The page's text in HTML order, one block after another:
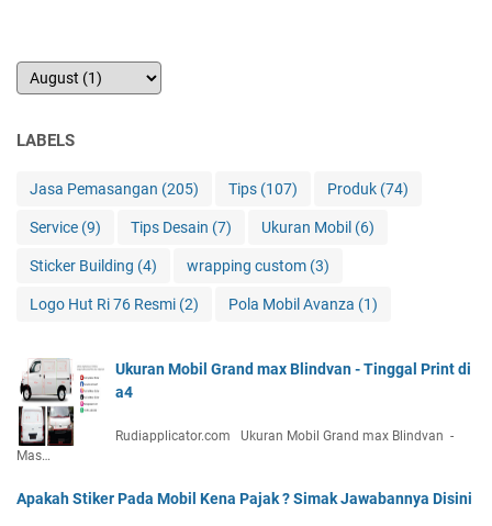
LABELS
Jasa Pemasangan (205) Tips (107) Produk (74)
Service (9) Tips Desain (7) Ukuran Mobil (6)
Sticker Building (4) wrapping custom (3)
Logo Hut Ri 76 Resmi (2) Pola Mobil Avanza (1)
Ukuran Mobil Grand max Blindvan - Tinggal Print di
a4
Rudiapplicator.com Ukuran Mobil Grand max Blindvan -
Mas…
Apakah Stiker Pada Mobil Kena Pajak ? Simak Jawabannya Disini